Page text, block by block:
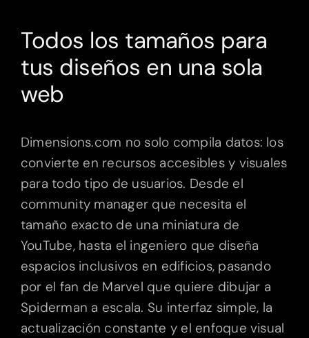
Todos los tamaños para
tus diseños en una sola
web
Dimensions.com no solo compila datos: los
convierte en recursos accesibles y visuales
para todo tipo de usuarios. Desde el
community manager que necesita el
tamaño exacto de una miniatura de
YouTube, hasta el ingeniero que diseña
espacios inclusivos en edificios, pasando
por el fan de Marvel que quiere dibujar a
Spiderman a escala. Su interfaz simple, la
actualización constante y el enfoque visual